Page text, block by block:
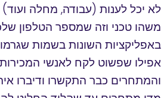
לא יכל לענות (עבודה, מחלה
משהו טכני וזה שמספר הטלפון
באפליקציות השונות בשמות
אפילו שפשוט לקח לאנשי
והמתחרים כבר התקשרו ודיברו